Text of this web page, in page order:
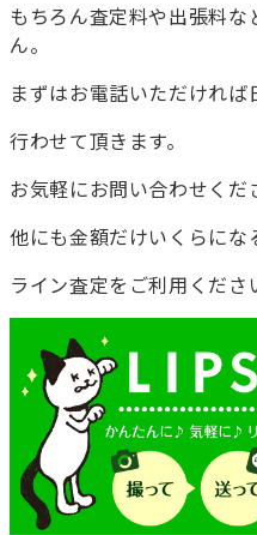
もちろん査定料や出張料
ん。
まずはお電話いただければ
行わせて頂きます。
お気軽にお問い合わせくだ
他にも金額だけいくらに
ライン査定をご利用くださ